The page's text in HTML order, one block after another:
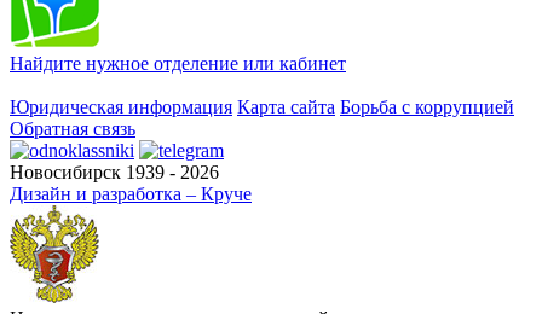
Найдите нужное отделение или кабинет
Юридическая информация Карта сайта Борьба с коррупцией
Обратная связь
Новосибирск 1939 - 2026
Дизайн и разработка – Круче